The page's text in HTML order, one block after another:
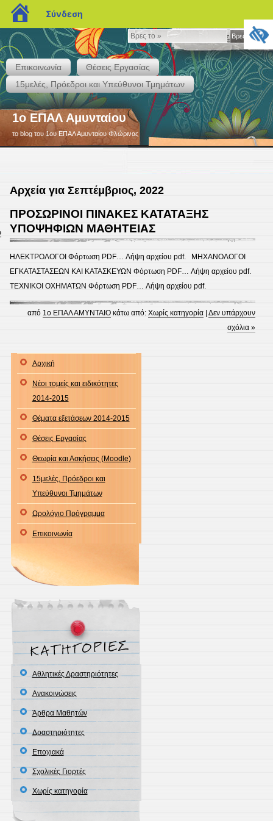
Βρες
το
»
Βρες το »
Επικοινωνία
Θέσεις Εργασίας
15μελές, Πρόεδροι και Υπεύθυνοι Τμημάτων
1ο ΕΠΑΛ Αμυνταίου
το blog του 1ου ΕΠΑΛ Αμυνταίου Φλώρινας
Αρχεία για Σεπτέμβριος, 2022
ΠΡΟΣΩΡΙΝΟΙ ΠΙΝΑΚΕΣ ΚΑΤΑΤΑΞΗΣ
ΥΠΟΨΗΦΙΩΝ ΜΑΘΗΤΕΙΑΣ
ΗΛΕΚΤΡΟΛΟΓΟΙ Φόρτωση PDF… Λήψη αρχείου pdf. ΜΗΧΑΝΟΛΟΓΟΙ
ΕΓΚΑΤΑΣΤΑΣΕΩΝ ΚΑΙ ΚΑΤΑΣΚΕΥΩΝ Φόρτωση PDF… Λήψη αρχείου pdf.
ΤΕΧΝΙΚΟΙ ΟΧΗΜΑΤΩΝ Φόρτωση PDF… Λήψη αρχείου pdf.
από 1ο ΕΠΑΛ ΑΜΥΝΤΑΙΟ κάτω από:Χωρίς κατηγορία |Δεν υπάρχουν
σχόλια »
Αρχική
Νέοι τομείς και ειδικότητες
2014-2015
Θέματα εξετάσεων 2014-2015
Θέσεις Εργασίας
Θεωρία και Ασκήσεις (Moodle)
15μελές, Πρόεδροι και
Υπεύθυνοι Τμημάτων
Ωρολόγιο Πρόγραμμα
Επικοινωνία
Αθλητικές Δραστηριότητες
Ανακοινώσεις
Άρθρα Μαθητών
Δραστηριότητες
Εποχιακά
Σχολικές Γιορτές
Χωρίς κατηγορία
blogs.sch.gr
Σύνδεση